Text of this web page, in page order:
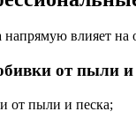
напрямую влияет
от пыли и
от пыли и песка;